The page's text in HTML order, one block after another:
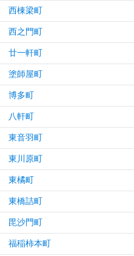
西棟梁町
西之門町
廿一軒町
塗師屋町
博多町
八軒町
東音羽町
東川原町
東橘町
東橋詰町
毘沙門町
福稲柿本町